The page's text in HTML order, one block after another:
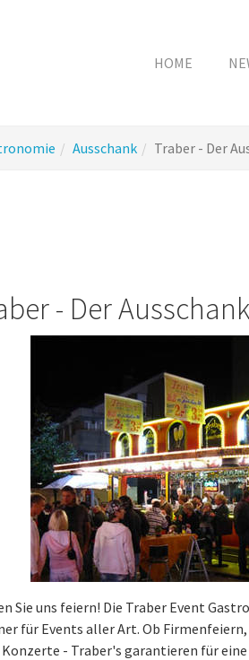
HOME
Ausschank Traber - Der
- Der
Sie uns feiern! Die Traber Event
für Events aller Art. Ob
Konzerte - Traber's garantieren für